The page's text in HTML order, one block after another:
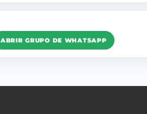
ABRIR GRUPO DE WHATSAPP